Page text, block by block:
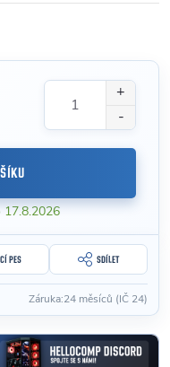
17.8.2026
PES SDÍLET
Záruka:24 měsíců (IČ 24)